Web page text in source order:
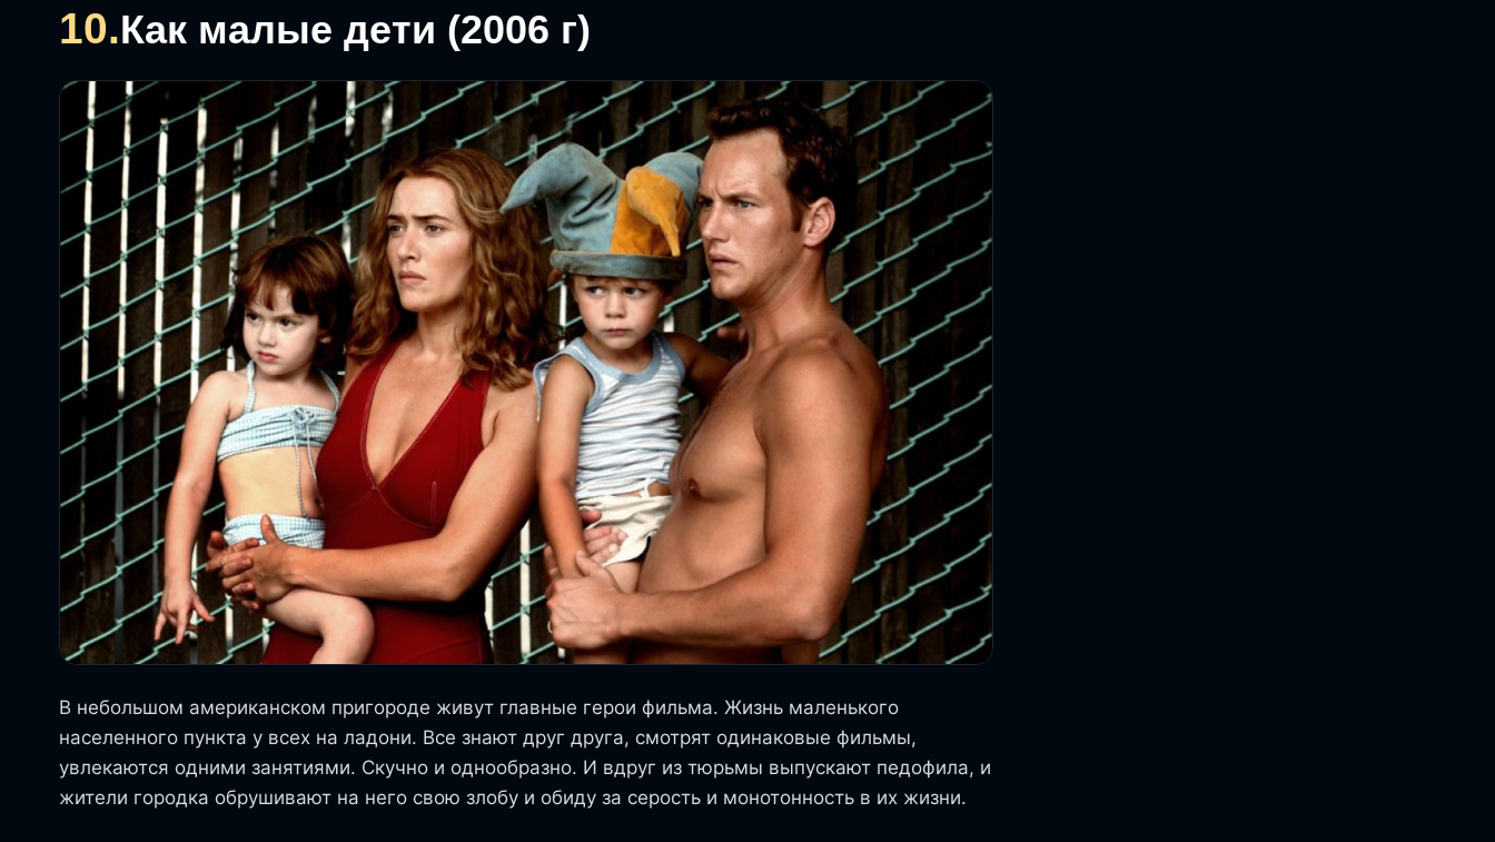
10.Как малые дети (2006 г)
В небольшом американском пригороде живут главные герои фильма. Жизнь маленького
населенного пункта у всех на ладони. Все знают друг друга, смотрят одинаковые фильмы,
увлекаются одними занятиями. Скучно и однообразно. И вдруг из тюрьмы выпускают педофила, и
жители городка обрушивают на него свою злобу и обиду за серость и монотонность в их жизни.